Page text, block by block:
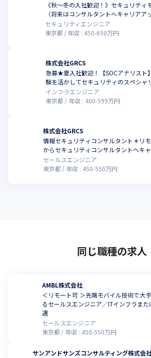
《秋～冬の入社歓迎！》セキュリティ
（将来はコンサルタントへキャリアア
セキュリティエンジニア
東京都
年収 : 450-650万円
株式会社GRCS
急募★夏入社歓迎！【SOCアナリスト
験を活かしてセキュリティのスペシャ
インフラエンジニア
東京都
年収 : 400-599万円
株式会社GRCS
情報セキュリティコンサルタント＊リ
からセキュリティコンサルタントへキ
セールスエンジニア
東京都
年収 : 450-550万円
同じ職種の求人
AMBL株式会社
＜リモート可 ＞先端モバイル技術で大
るセールスエンジニア／ITインフラま
遇
セールスエンジニア
東京都
年収 : 450-550万円
サンアンドサンズコンサルティング株式会